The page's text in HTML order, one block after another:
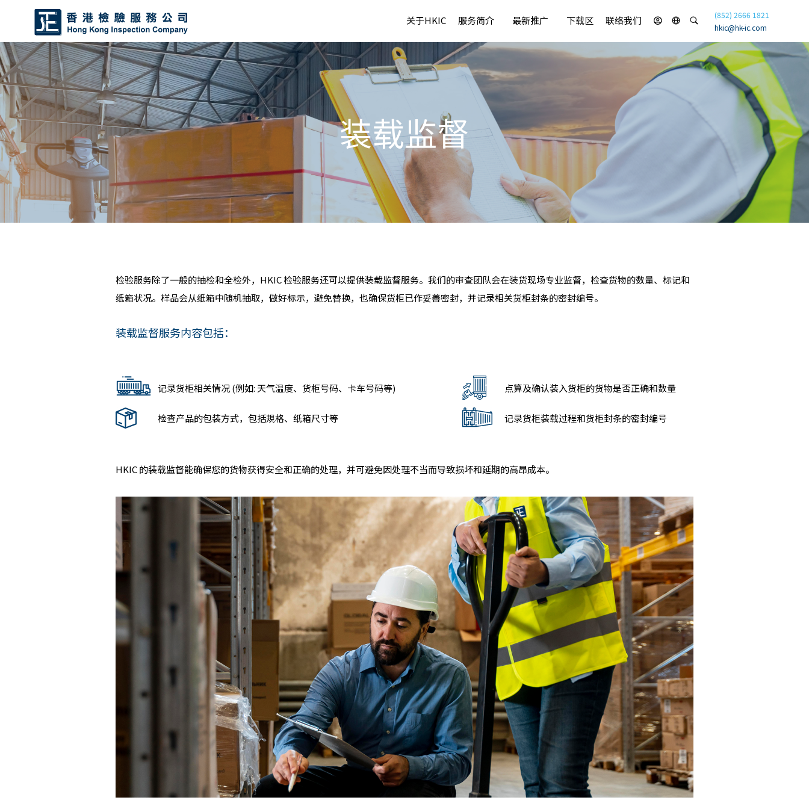
关于HKIC 服务简介 最新推广 下载区 联络我们
hkic@hk-ic.com
(852) 2666 1821
装载监督
检验服务除了一般的抽检和全检外，HKIC 检验服务还可以提供装载监督服务。我们的审查团队会在装货现场专业监督，检查货物的数量、标记和
纸箱状况。样品会从纸箱中随机抽取，做好标示，避免替换，也确保货柜已作妥善密封，并记录相关货柜封条的密封编号。
装载监督服务内容包括：
记录货柜相关情况 (例如: 天气温度、货柜号码、卡车号码等) 点算及确认装入货柜的货物是否正确和数量
检查产品的包装方式，包括規格、纸箱尺寸等 记录货柜装载过程和货柜封条的密封编号
HKIC 的装载监督能确保您的货物获得安全和正确的处理，并可避免因处理不当而导致损坏和延期的高昂成本。